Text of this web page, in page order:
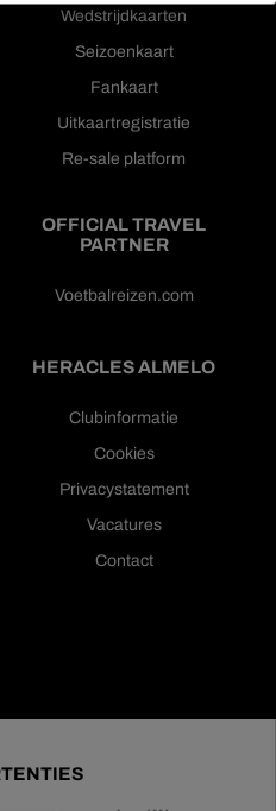
Wedstrijdkaarten
Seizoenkaart
Fankaart
Uitkaartregistratie
Re-sale platform
OFFICIAL TRAVEL
PARTNER
Voetbalreizen.com
HERACLES ALMELO
Clubinformatie
Cookies
Privacystatement
Vacatures
Contact